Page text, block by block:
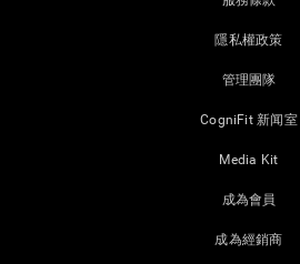
隱私權政策
管理團隊
CogniFit 新闻室
Media Kit
成為會員
成為經銷商